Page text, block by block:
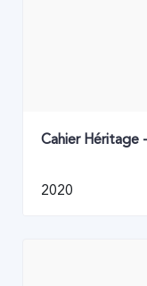
Cahier Héritage
2020